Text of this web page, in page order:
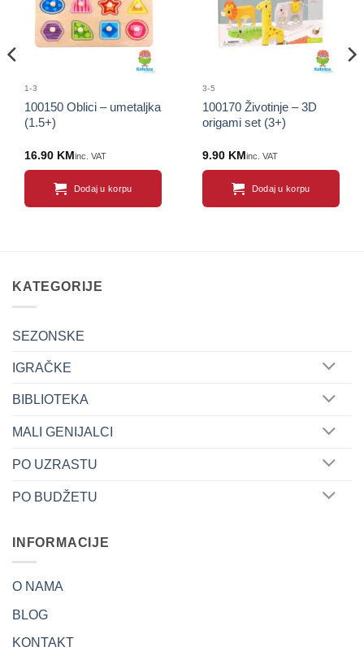
1-3
100150 Oblici – umetaljka
(1.5+)
16.90 KM inc. VAT
Dodaj u korpu
3-5
100170 Životinje – 3D
origami set (3+)
9.90 KM inc. VAT
Dodaj u korpu
KATEGORIJE
SEZONSKE
IGRAČKE
BIBLIOTEKA
MALI GENIJALCI
PO UZRASTU
PO BUDŽETU
INFORMACIJE
O NAMA
BLOG
KONTAKT